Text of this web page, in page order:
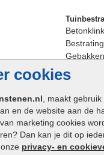
cookies
, maakt
en de website aan de
marketing cookies
Dan kan je dit op
privacy- en
Strakke